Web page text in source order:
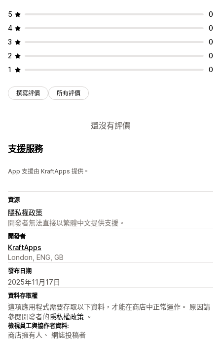
5
0
4
0
3
0
2
0
1
0
撰寫評價 所有評價
還沒有評價
支援服務
App 支援由 KraftApps 提供。
資源
隱私權政策
開發者無法直接以繁體中文提供支援。
開發者
KraftApps
London, ENG, GB
發布日期
2025年11月17日
資料存取權
這項應用程式需要存取以下資料，才能在商店中正常運作。 原因請
參閱開發者的隱私權政策 。
檢視員工與協作者資料:
商店擁有人、 網誌投稿者